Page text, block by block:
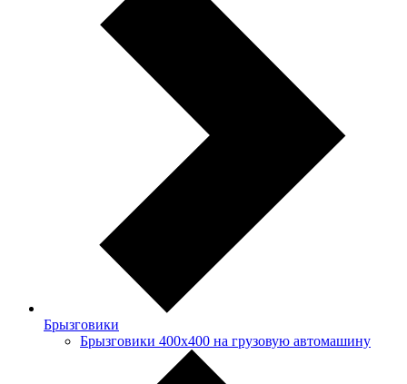
Брызговики
Брызговики 400х400 на грузовую автомашину